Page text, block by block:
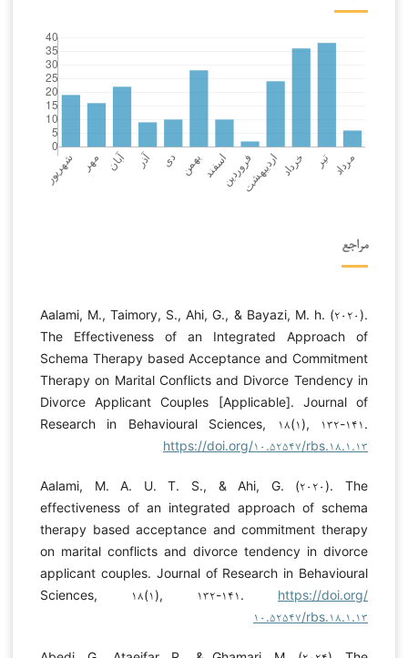
مراجع
Aalami, M., Taimory, S., Ahi, G., & Bayazi, M. h. (۲۰۲۰).
The Effectiveness of an Integrated Approach of
Schema Therapy based Acceptance and Commitment
Therapy on Marital Conflicts and Divorce Tendency in
Divorce Applicant Couples [Applicable]. Journal of
Research in Behavioural Sciences, ۱۸(۱), ۱۳۲-۱۴۱.
https://doi.org/۱۰.۵۲۵۴۷/rbs.۱۸.۱.۱۳
Aalami, M. A. U. T. S., & Ahi, G. (۲۰۲۰). The
effectiveness of an integrated approach of schema
therapy based acceptance and commitment therapy
on marital conflicts and divorce tendency in divorce
applicant couples. Journal of Research in Behavioural
Sciences, ۱۸(۱), ۱۳۲-۱۴۱. https://doi.org/
۱۰.۵۲۵۴۷/rbs.۱۸.۱.۱۳